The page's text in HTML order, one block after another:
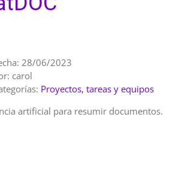
28/06/2023
carol
Proyectos, tareas y equipos
artificial para resumir documentos.